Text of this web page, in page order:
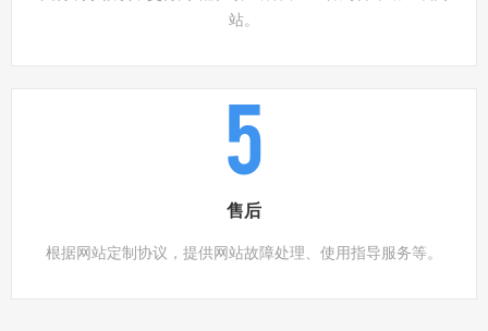
站。
5
售后
根据网站定制协议，提供网站故障处理、使用指导服务等。